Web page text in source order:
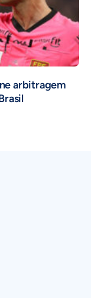
arbitragem